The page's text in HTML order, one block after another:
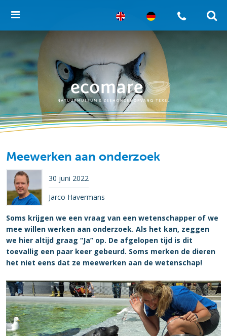
Meewerken aan onderzoek
30 juni 2022
Jarco Havermans
Soms krijgen we een vraag van een wetenschapper of we
mee willen werken aan onderzoek. Als het kan, zeggen
we hier altijd graag “Ja” op. De afgelopen tijd is dit
toevallig een paar keer gebeurd. Soms merken de dieren
het niet eens dat ze meewerken aan de wetenschap!